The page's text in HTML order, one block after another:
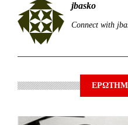
jbasko
Connect with